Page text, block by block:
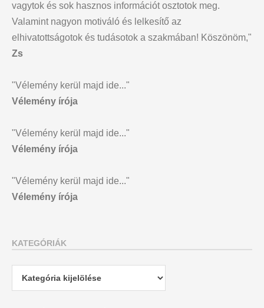
vagytok és sok hasznos információt osztotok meg.
Valamint nagyon motiváló és lelkesítő az
elhivatottságotok és tudásotok a szakmában! Köszönöm,"
Zs
"Vélemény kerül majd ide..."
Vélemény írója
"Vélemény kerül majd ide..."
Vélemény írója
"Vélemény kerül majd ide..."
Vélemény írója
KATEGÓRIÁK
Kategóriák